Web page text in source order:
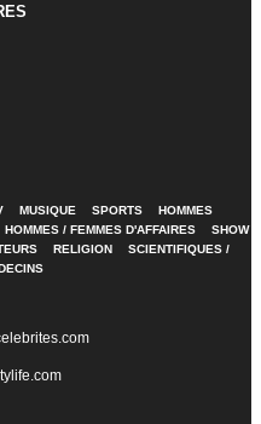
MUSIQUE SPORTS
HOMMES
HOMMES / FEMMES D'AFFAIRES
SHOW
RELIGION
SCIENTIFIQUES /